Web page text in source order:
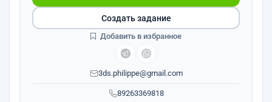
89263369818
3ds.philippe@gmail.com
Создать задание
Добавить в избранное